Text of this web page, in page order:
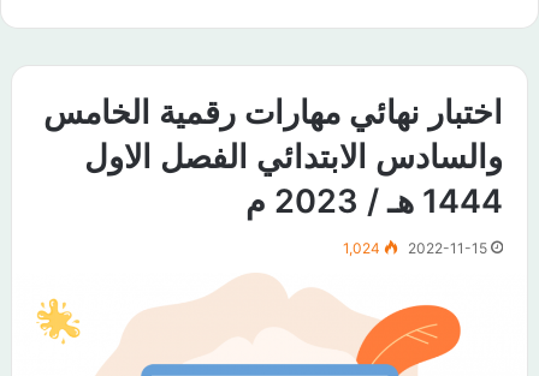
اختبار نهائي مهارات رقمية الخامس
والسادس الابتدائي الفصل الاول
1444 هـ / 2023 م
2022-11-15
1,024